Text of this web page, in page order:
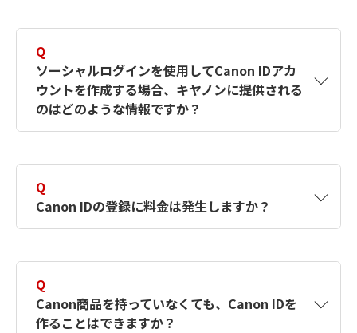
す。詳しい作成方法は【カメラ】Canon IDとは
何ですか？Canon IDの作成方法は？をご確認く
ださい。
Q
ソーシャルログインを使用してCanon IDアカ
ウントを作成する場合、キヤノンに提供される
のはどのような情報ですか？
択したサービスから取得します。アカウントを
簡単に作成できるように、この情報を使用して
Canon IDの登録フォームを入力します。
Q
Canon IDの登録に料金は発生しますか？
Q
Canon商品を持っていなくても、Canon IDを
作ることはできますか？